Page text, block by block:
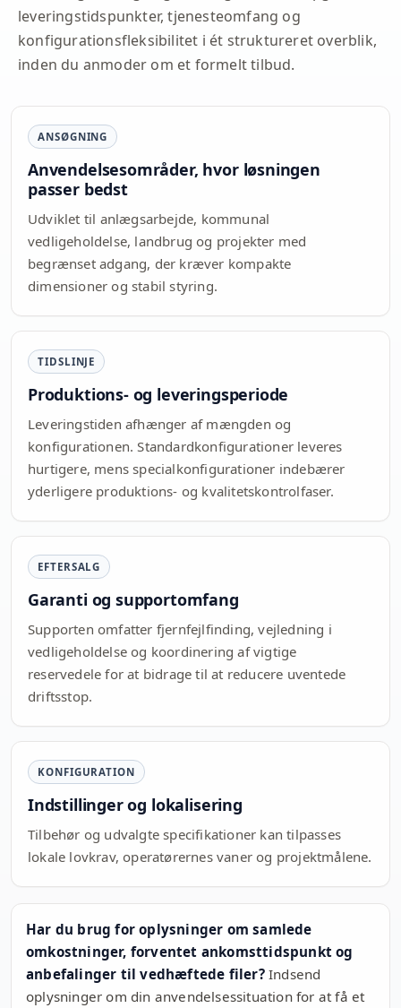
leveringstidspunkter, tjenesteomfang og
konfigurationsfleksibilitet i ét struktureret overblik,
inden du anmoder om et formelt tilbud.
ANSØGNING
Anvendelsesområder, hvor løsningen
passer bedst
Udviklet til anlægsarbejde, kommunal
vedligeholdelse, landbrug og projekter med
begrænset adgang, der kræver kompakte
dimensioner og stabil styring.
TIDSLINJE
Produktions- og leveringsperiode
Leveringstiden afhænger af mængden og
konfigurationen. Standardkonfigurationer leveres
hurtigere, mens specialkonfigurationer indebærer
yderligere produktions- og kvalitetskontrolfaser.
EFTERSALG
Garanti og supportomfang
Supporten omfatter fjernfejlfinding, vejledning i
vedligeholdelse og koordinering af vigtige
reservedele for at bidrage til at reducere uventede
driftsstop.
KONFIGURATION
Indstillinger og lokalisering
Tilbehør og udvalgte specifikationer kan tilpasses
lokale lovkrav, operatørernes vaner og projektmålene.
Har du brug for oplysninger om samlede
omkostninger, forventet ankomsttidspunkt og
anbefalinger til vedhæftede filer?Indsend
oplysninger om din anvendelsessituation for at få et